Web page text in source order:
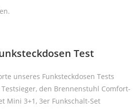
Test
unseres Funksteckdosen Tests
den Brennenstuhl Comfort-
Mini 3+1, 3er Funkschalt-Set